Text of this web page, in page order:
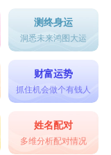
测终身运
洞悉未来鸿图大运
财富运势
抓住机会做个有钱人
姓名配对
多维分析配对情况